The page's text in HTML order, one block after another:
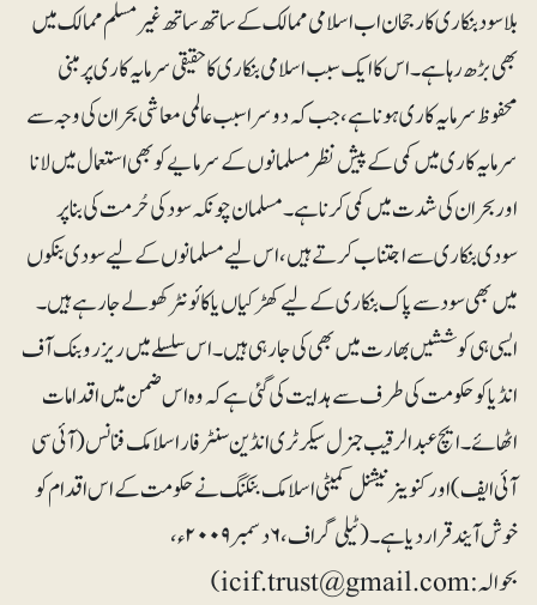
بلاسود بنکاری کا رجحان اب اسلامی ممالک کے ساتھ ساتھ غیرمسلم ممالک میں
بھی بڑھ رہا ہے۔ اس کا ایک سبب اسلامی بنکاری کا حقیقی سرمایہ کاری پر مبنی
محفوظ سرمایہ کاری ہونا ہے، جب کہ دوسرا سبب عالمی معاشی بحران کی وجہ سے
سرمایہ کاری میں کمی کے پیش نظر مسلمانوں کے سرمایے کو بھی استعمال میں لانا
اور بحران کی شدت میں کمی کرنا ہے۔ مسلمان چونکہ سود کی حُرمت کی بناپر
سودی بنکاری سے اجتناب کرتے ہیں، اس لیے مسلمانوں کے لیے سودی بنکوں
میں بھی سود سے پاک بنکاری کے لیے کھڑکیاں یا کائونٹر کھولے جارہے ہیں۔
ایسی ہی کوششیں بھارت میں بھی کی جارہی ہیں۔ اس سلسلے میں ریزرو بنک آف
انڈیا کو حکومت کی طرف سے ہدایت کی گئی ہے کہ وہ اس ضمن میں اقدامات
اٹھائے۔ ایچ عبدالرقیب جنرل سیکرٹری انڈین سنٹر فار اسلامک فنانس (آئی سی
آئی ایف) اور کنوینر نیشنل کمیٹی اسلامک بنکنگ نے حکومت کے اس اقدام کو
خوش آیند قرار دیا ہے۔ (ٹیلی گراف، ۶دسمبر ۲۰۰۹ء،
بحوالہ: icif.trust@gmail.com)